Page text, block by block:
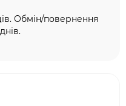
Обмін/повернення